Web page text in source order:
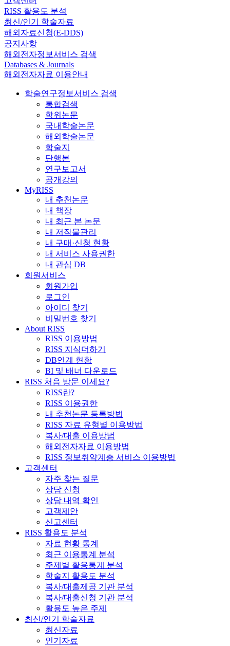
RISS 활용도 분석
최신/인기 학술자료
해외자료신청(E-DDS)
공지사항
해외전자정보서비스 검색
Databases & Journals
해외전자자료 이용안내
학술연구정보서비스 검색
통합검색
학위논문
국내학술논문
해외학술논문
학술지
단행본
연구보고서
공개강의
MyRISS
내 추천논문
내 책장
내 최근 본 논문
내 저작물관리
내 구매·신청 현황
내 서비스 사용권한
내 관심 DB
회원서비스
회원가입
로그인
아이디 찾기
비밀번호 찾기
About RISS
RISS 이용방법
RISS 지식더하기
DB연계 현황
BI 및 배너 다운로드
RISS 처음 방문 이세요?
RISS란?
RISS 이용권한
내 추천논문 등록방법
RISS 자료 유형별 이용방법
복사/대출 이용방법
해외전자자료 이용방법
RISS 정보취약계층 서비스 이용방법
고객센터
자주 찾는 질문
상담 신청
상담 내역 확인
고객제안
신고센터
RISS 활용도 분석
자료 현황 통계
최근 이용통계 분석
주제별 활용통계 분석
학술지 활용도 분석
복사/대출제공 기관 분석
복사/대출신청 기관 분석
활용도 높은 주제
최신/인기 학술자료
최신자료
인기자료